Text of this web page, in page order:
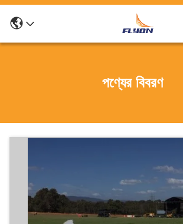
পণ্যের বিবরণ